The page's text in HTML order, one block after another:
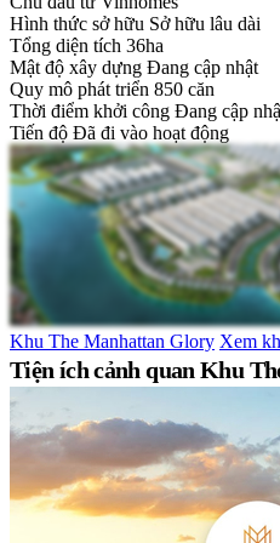
Hình thức sở hữu Sở hữu lâu dài
Tổng diện tích 36ha
Mật độ xây dựng Đang cập nhật
Quy mô phát triển 850 căn
Thời điểm khởi công Đang cập
Tiến độ Đã đi vào hoạt động
Khu The Manhattan Glory Xem
Tiện ích cảnh quan Khu